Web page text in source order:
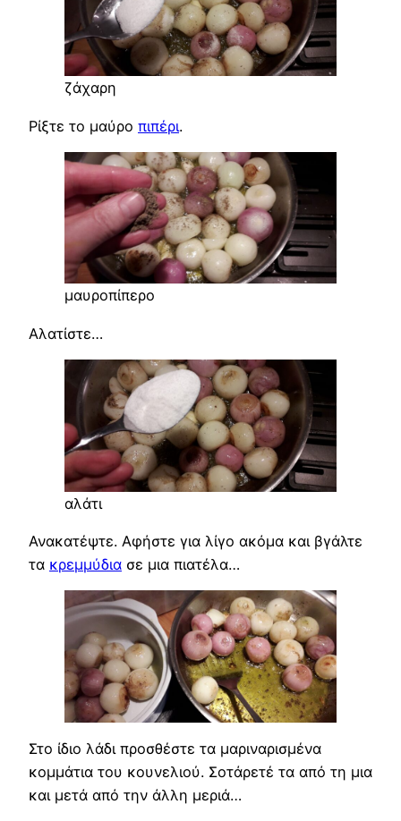
ζάχαρη
Ρίξτε το μαύρο πιπέρι.
μαυροπίπερο
Αλατίστε…
αλάτι
Ανακατέψτε. Αφήστε για λίγο ακόμα και βγάλτε
τα κρεμμύδια σε μια πιατέλα…
Στο ίδιο λάδι προσθέστε τα μαριναρισμένα
κομμάτια του κουνελιού. Σοτάρετέ τα από τη μια
και μετά από την άλλη μεριά…